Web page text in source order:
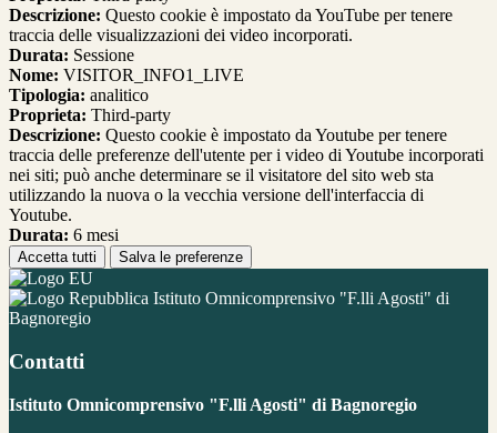
Descrizione: Questo cookie è impostato da YouTube per tenere
traccia delle visualizzazioni dei video incorporati.
Durata: Sessione
Nome: VISITOR_INFO1_LIVE
Tipologia: analitico
Proprieta: Third-party
Descrizione: Questo cookie è impostato da Youtube per tenere
traccia delle preferenze dell'utente per i video di Youtube incorporati
nei siti; può anche determinare se il visitatore del sito web sta
utilizzando la nuova o la vecchia versione dell'interfaccia di
Youtube.
Durata: 6 mesi
Accetta tutti Salva le preferenze
Istituto Omnicomprensivo "F.lli Agosti" di
Bagnoregio
Contatti
Istituto Omnicomprensivo "F.lli Agosti" di Bagnoregio